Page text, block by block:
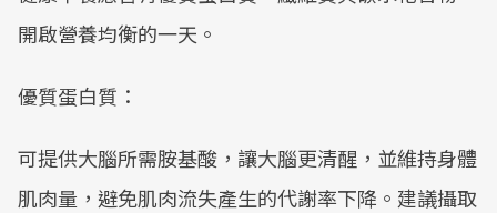
開啟營養均衡的一天。
優質蛋白質：
可提供大腦所需胺基酸，讓大腦更清醒，並維持身體
肌肉量，避免肌肉流失產生的代謝率下降。建議攝取